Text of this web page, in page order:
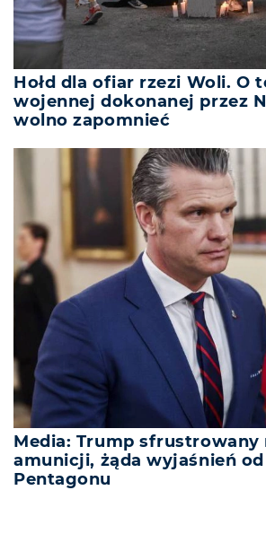
Hołd dla ofiar rzezi Woli. O
wojennej dokonanej przez
wolno zapomnieć
Media: Trump sfrustrowany
amunicji, żąda wyjaśnień od
Pentagonu